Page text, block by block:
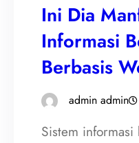
Ini Dia
Informasi
Berbasis
admin admin
Sistem